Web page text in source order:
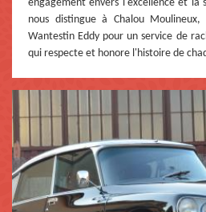
engagement envers l'excellence et la
nous distingue à Chalou
Wantestin Eddy pour un service de
qui respecte et honore l'histoire de